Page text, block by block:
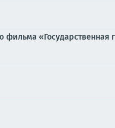
«Государственная